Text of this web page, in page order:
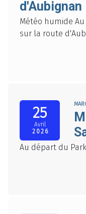
d'Aubignan
Météo humide
sur la route
25
Avril
2026
Au départ du